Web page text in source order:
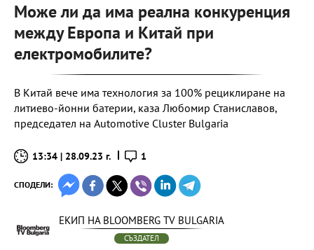
Може ли да има реална конкуренция
между Европа и Китай при
електромобилите?
В Китай вече има технология за 100% рециклиране на
литиево-йонни батерии, каза Любомир Станиславов,
председател на Automotive Cluster Bulgaria
13:34 | 28.09.23 г. 1
СПОДЕЛИ:
ЕКИП НА BLOOMBERG TV BULGARIA
СЪЗДАТЕЛ